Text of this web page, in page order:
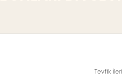
Tevfik